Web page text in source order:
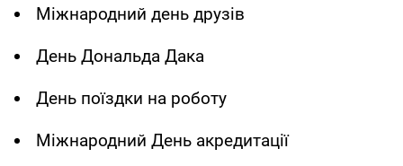
Міжнародний день друзів
День Дональда Дака
День поїздки на роботу
Міжнародний День акредитації